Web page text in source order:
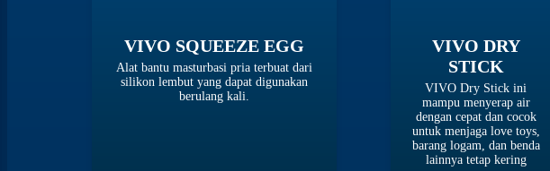
VIVO SQUEEZE EGG
Alat bantu masturbasi pria terbuat dari
silikon lembut yang dapat digunakan
berulang kali.
VIVO DRY
STICK
VIVO Dry Stick ini
mampu menyerap air
dengan cepat dan cocok
untuk menjaga love toys,
barang logam, dan benda
lainnya tetap kering